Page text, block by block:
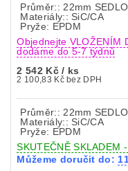
Průměr:: 22mm
Materiály:: SiC/CA
Pryže: EPDM
Objednejte VLOŽENÍM
dodáme do 5-7 týdnů
2 542 Kč/ ks
2 100,83 Kč bez DPH
Materiály:: SiC/CA
Pryže: EPDM
SKUTEČNĚ SKLADEM
Můžeme doručit do: